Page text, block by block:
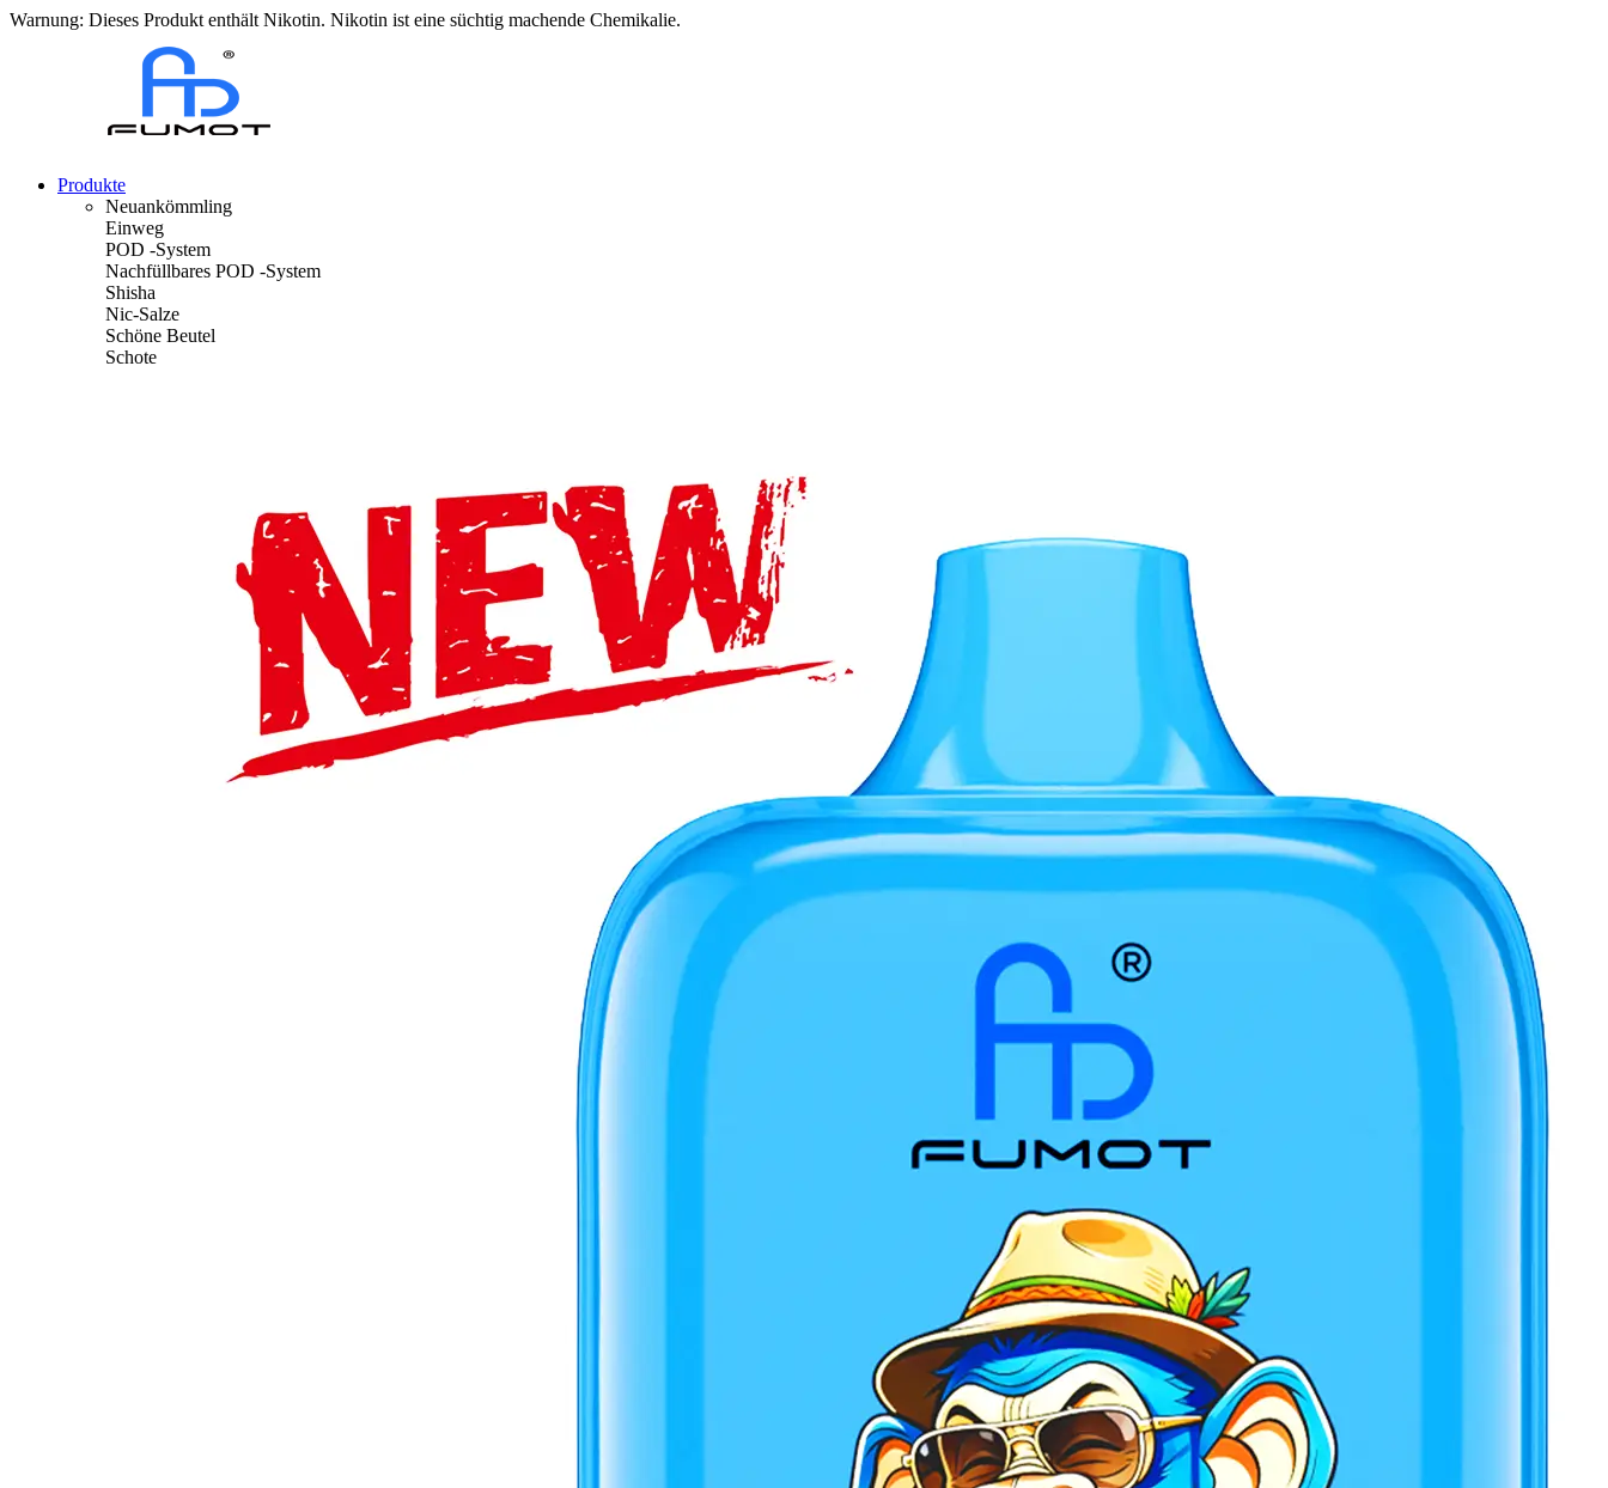
Warnung: Dieses Produkt enthält Nikotin. Nikotin ist eine süchtig machende Chemikalie.
Produkte
Neuankömmling
Einweg
POD -System
Nachfüllbares POD -System
Shisha
Nic-Salze
Schöne Beutel
Schote